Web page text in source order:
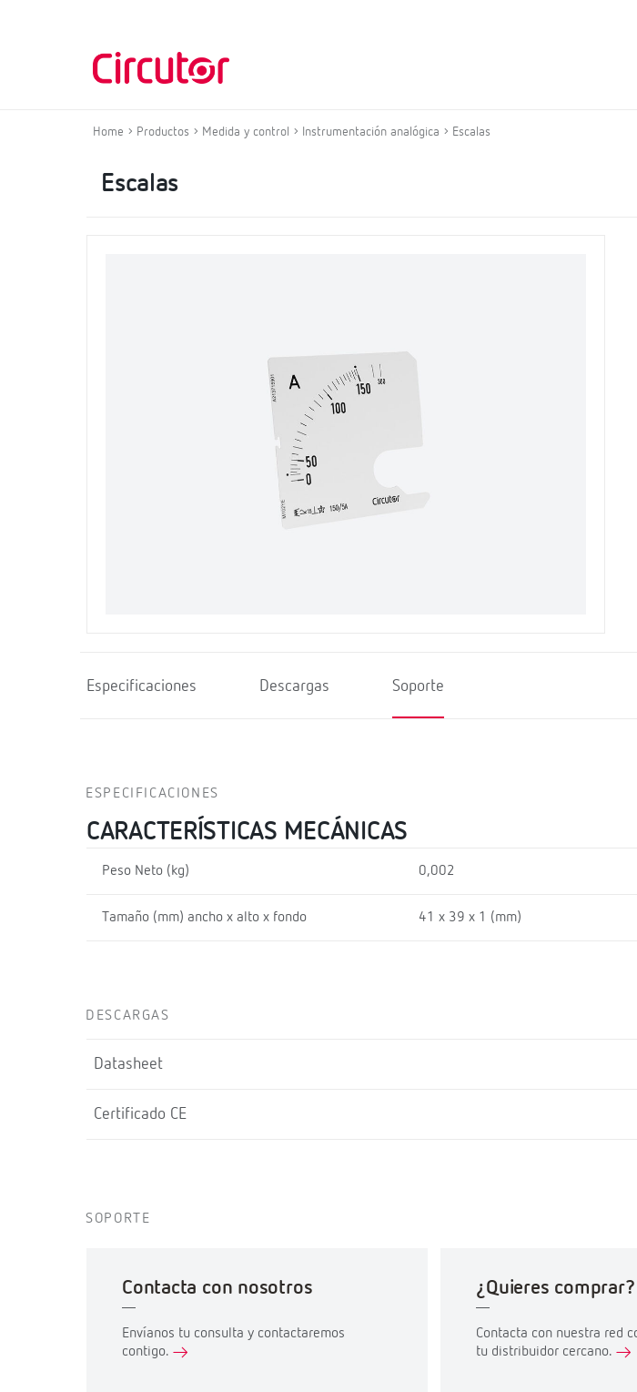
Home Productos Medida y control Instrumentación analógica Escalas
Escalas
Especificaciones Descargas Soporte
ESPECIFICACIONES
CARACTERÍSTICAS MECÁNICAS
Peso Neto (kg) 0,002
Tamaño (mm) ancho x alto x fondo 41 x 39 x 1 (mm)
DESCARGAS
Datasheet
Certificado CE
SOPORTE
Contacta con nosotros
Envíanos tu consulta y contactaremos
contigo.
¿Quieres comprar?
Contacta con nuestra red
tu distribuidor cercano.